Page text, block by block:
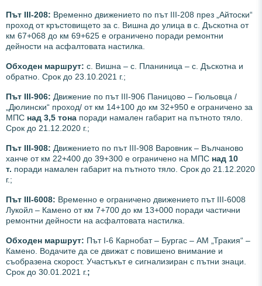
Път III-208: Временно движението по път ІІІ-208 през „Айтоски“
проход от кръстовището за с. Вишна до улица в с. Дъскотна от
км 67+068 до км 69+625 е ограничено поради ремонтни
дейности на асфалтовата настилка.
Обходен маршрут: с. Вишна – с. Планиница – с. Дъскотна и
обратно. Срок до 23.10.2021 г.;
Път III-906: Движение по път III-906 Паницово – Гюльовца /
„Дюлински“ проход/ от км 14+100 до км 32+950 е ограничено за
МПС над 3,5 тона поради намален габарит на пътното тяло.
Срок до 21.12.2020 г.;
Път III-908: Движението по път III-908 Варовник – Вълчаново
ханче от км 22+400 до 39+300 е ограничено на МПС над 10
т. поради намален габарит на пътното тяло. Срок до 21.12.2020
г.;
Път III-6008: Временно е ограничено движението път III-6008
Лукойл – Камено от км 7+700 до км 13+000 поради частични
ремонтни дейности на асфалтовата настилка.
Обходен маршрут: Път I-6 Карнобат – Бургас – АМ „Тракия“ –
Камено. Водачите да се движат с повишено внимание и
съобразена скорост. Участъкът е сигнализиран с пътни знаци.
Срок до 30.01.2021 г.;